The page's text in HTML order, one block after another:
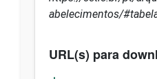
abelecimentos/
URL(s) para